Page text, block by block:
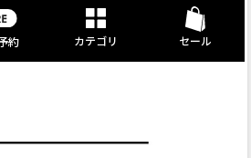
約 カテゴリ セール